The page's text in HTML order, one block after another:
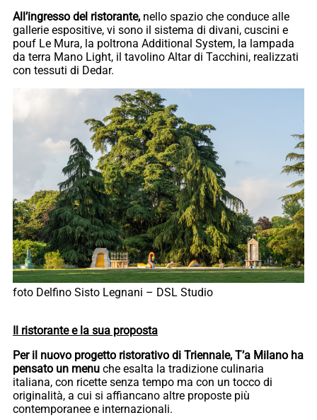
All’ingresso del ristorante, nello spazio che conduce alle
gallerie espositive, vi sono il sistema di divani, cuscini e
pouf Le Mura, la poltrona Additional System, la lampada
da terra Mano Light, il tavolino Altar di Tacchini, realizzati
con tessuti di Dedar.
foto Delfino Sisto Legnani – DSL Studio
Il ristorante e la sua proposta
Per il nuovo progetto ristorativo di Triennale, T’a Milano ha
pensato un menu che esalta la tradizione culinaria
italiana, con ricette senza tempo ma con un tocco di
originalità, a cui si affiancano altre proposte più
contemporanee e internazionali.